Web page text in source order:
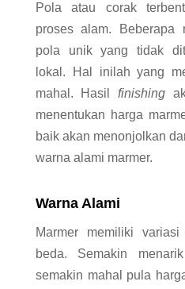
Pola atau corak
proses alam. Beberapa
pola unik yang tidak
lokal. Hal inilah yang
mahal. Hasil finishing
menentukan harga
baik akan menonjolkan
warna alami marmer.
Warna Alami
Marmer memiliki
beda. Semakin
semakin mahal pula